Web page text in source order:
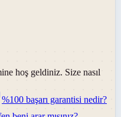
hoş geldiniz. Size nasıl
%100 başarı garantisi nedir?